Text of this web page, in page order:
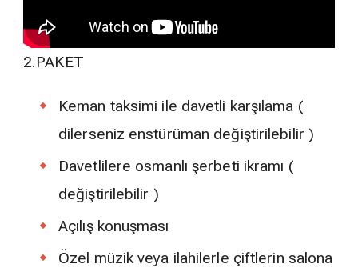
2.PAKET
Keman taksimi ile davetli karşılama (
dilerseniz enstürüman değiştirilebilir )
Davetlilere osmanlı şerbeti ikramı (
değiştirilebilir )
Açılış konuşması
Özel müzik veya ilahilerle çiftlerin salona